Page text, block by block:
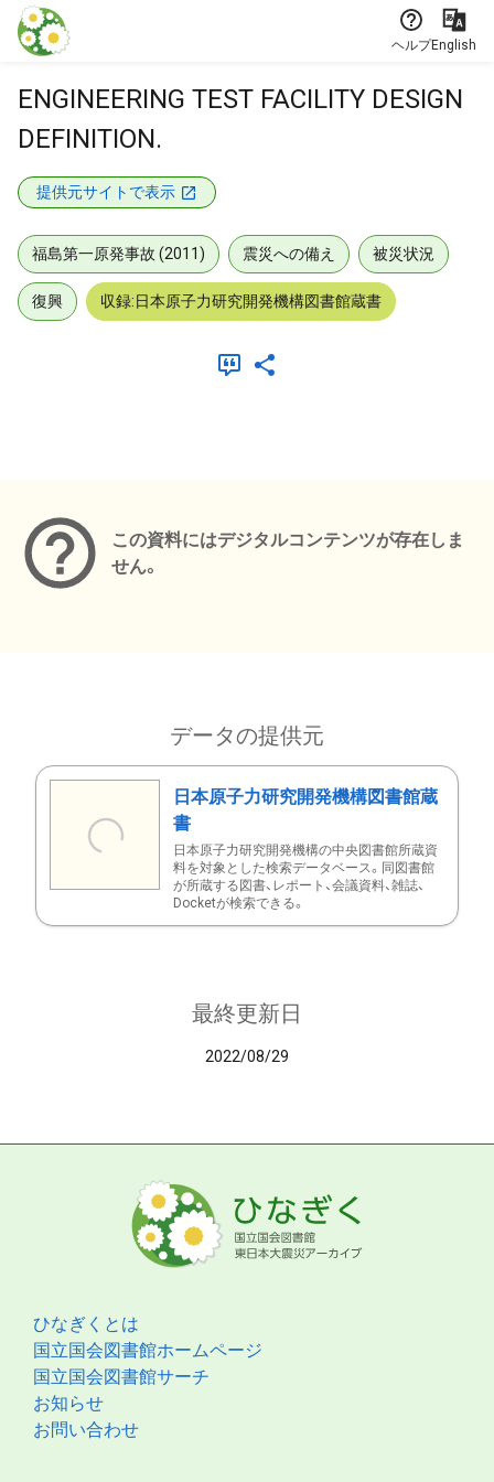
本文に飛ぶ
ヘルプEnglish
ENGINEERING TEST FACILITY DESIGN
DEFINITION.
提供元サイトで表示
福島第一原発事故 (2011) 震災への備え 被災状況
復興 収録:日本原子力研究開発機構図書館蔵書
この資料にはデジタルコンテンツが存在しま
せん。
データの提供元
日本原子力研究開発機構図書館蔵
書
日本原子力研究開発機構の中央図書館所蔵資
料を対象とした検索データベース。同図書館
が所蔵する図書、レポート、会議資料、雑誌、
Docketが検索できる。
最終更新日
2022/08/29
ひなぎくとは
国立国会図書館ホームページ
国立国会図書館サーチ
お知らせ
お問い合わせ